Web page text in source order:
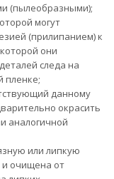
(пылеобразными);
могут
(прилипанием) к
они
следа на
пленке;
данному
окрасить
аналогичной
или липкую
очищена от